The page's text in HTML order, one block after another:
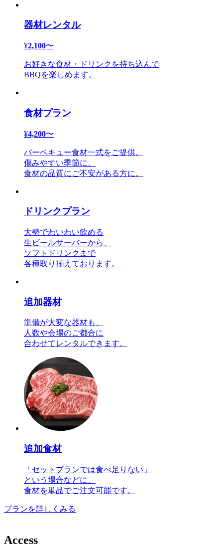
器材レンタル
¥2,100〜
お好きな食材・ドリンクを持ち込んで
BBQを楽しめます。
食材プラン
¥4,200〜
バーベキュー食材一式をご提供。
傷みやすい季節に、
食材の品質にご不安がある方に。
ドリンクプラン
大勢でわいわい飲める
生ビールサーバーから、
ソフトドリンクまで
各種取り揃えております。
追加器材
準備が大変な器材も、
人数や会場のご都合に
合わせてレンタルできます。
追加食材
「セットプランでは食べ足りない」
という場合などに、
食材を単品でご注文可能です。
プランを詳しくみる
Access